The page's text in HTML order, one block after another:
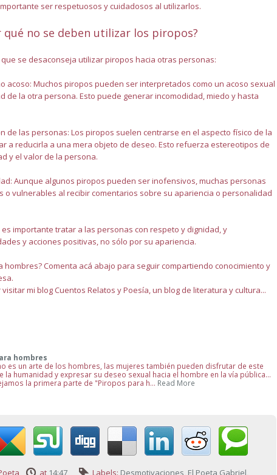
ser respetuosos y cuidadosos al utilizarlos.
qué no se deben utilizar los piropos?
se desaconseja utilizar piropos hacia otras personas:
acoso: Muchos piropos pueden ser interpretados como un acoso sexual
de la otra persona. Esto puede generar incomodidad, miedo y hasta
de las personas: Los piropos suelen centrarse en el aspecto físico de la
a reducirla a una mera objeto de deseo. Esto refuerza estereotipos de
y el valor de la persona.
Aunque algunos piropos pueden ser inofensivos, muchas personas
o vulnerables al recibir comentarios sobre su apariencia o personalidad
importante tratar a las personas con respeto y dignidad, y
y acciones positivas, no sólo por su apariencia.
hombres? Comenta acá abajo para seguir compartiendo conocimiento y
mi blog Cuentos Relatos y Poesía, un blog de literatura y cultura...
hombres
es un arte de los hombres, las mujeres también pueden disfrutar de este
la humanidad y expresar su deseo sexual hacia el hombre en la vía pública...
la primera parte de "Piropos para h… Read More
at 14:47 Labels: Desmotivaciones, El Poeta Gabriel,